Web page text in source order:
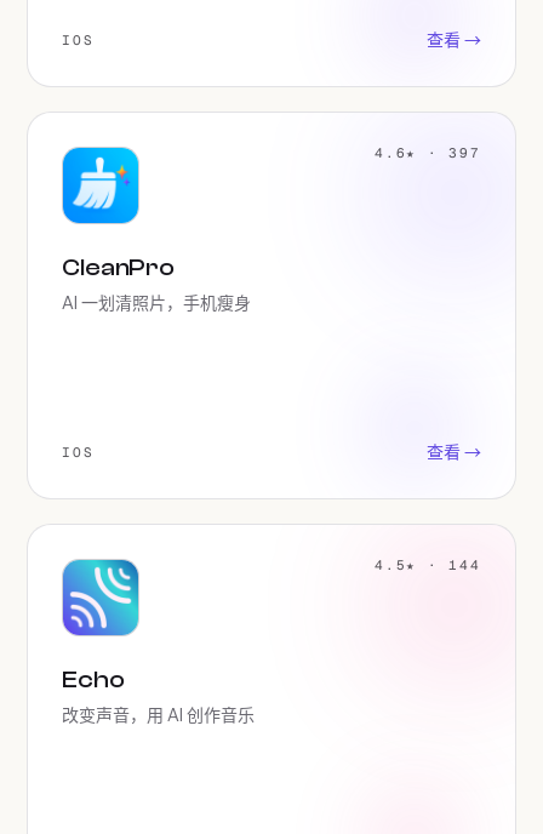
IOS 查看 →
4.6★ · 397
CleanPro
AI 一划清照片，手机瘦身
IOS 查看 →
4.5★ · 144
Echo
改变声音，用 AI 创作音乐